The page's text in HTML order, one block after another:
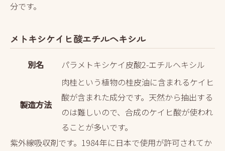
分です。
メトキシケイヒ酸エチルヘキシル
別名 パラメトキシケイ皮酸2-エチルヘキシル
製造方法
肉桂という植物の桂皮油に含まれるケイヒ
酸が含まれた成分です。天然から抽出する
のは難しいので、合成のケイヒ酸が使われ
ることが多いです。
紫外線吸収剤です。1984年に日本で使用が許可されてか